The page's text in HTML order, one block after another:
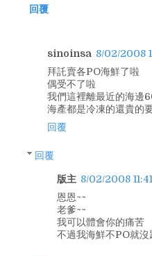
回覆
sinoinsa 8/02/2008
拜託賣各PO海鮮了啦
偶受不了啦
我們這裡離最近的海邊
海產都是冷凍的還貴的
回覆
回覆
版主 8/02/2008
恩恩~~
老爹~~
我可以體會你的痛苦
不過我海鮮不PO就沒